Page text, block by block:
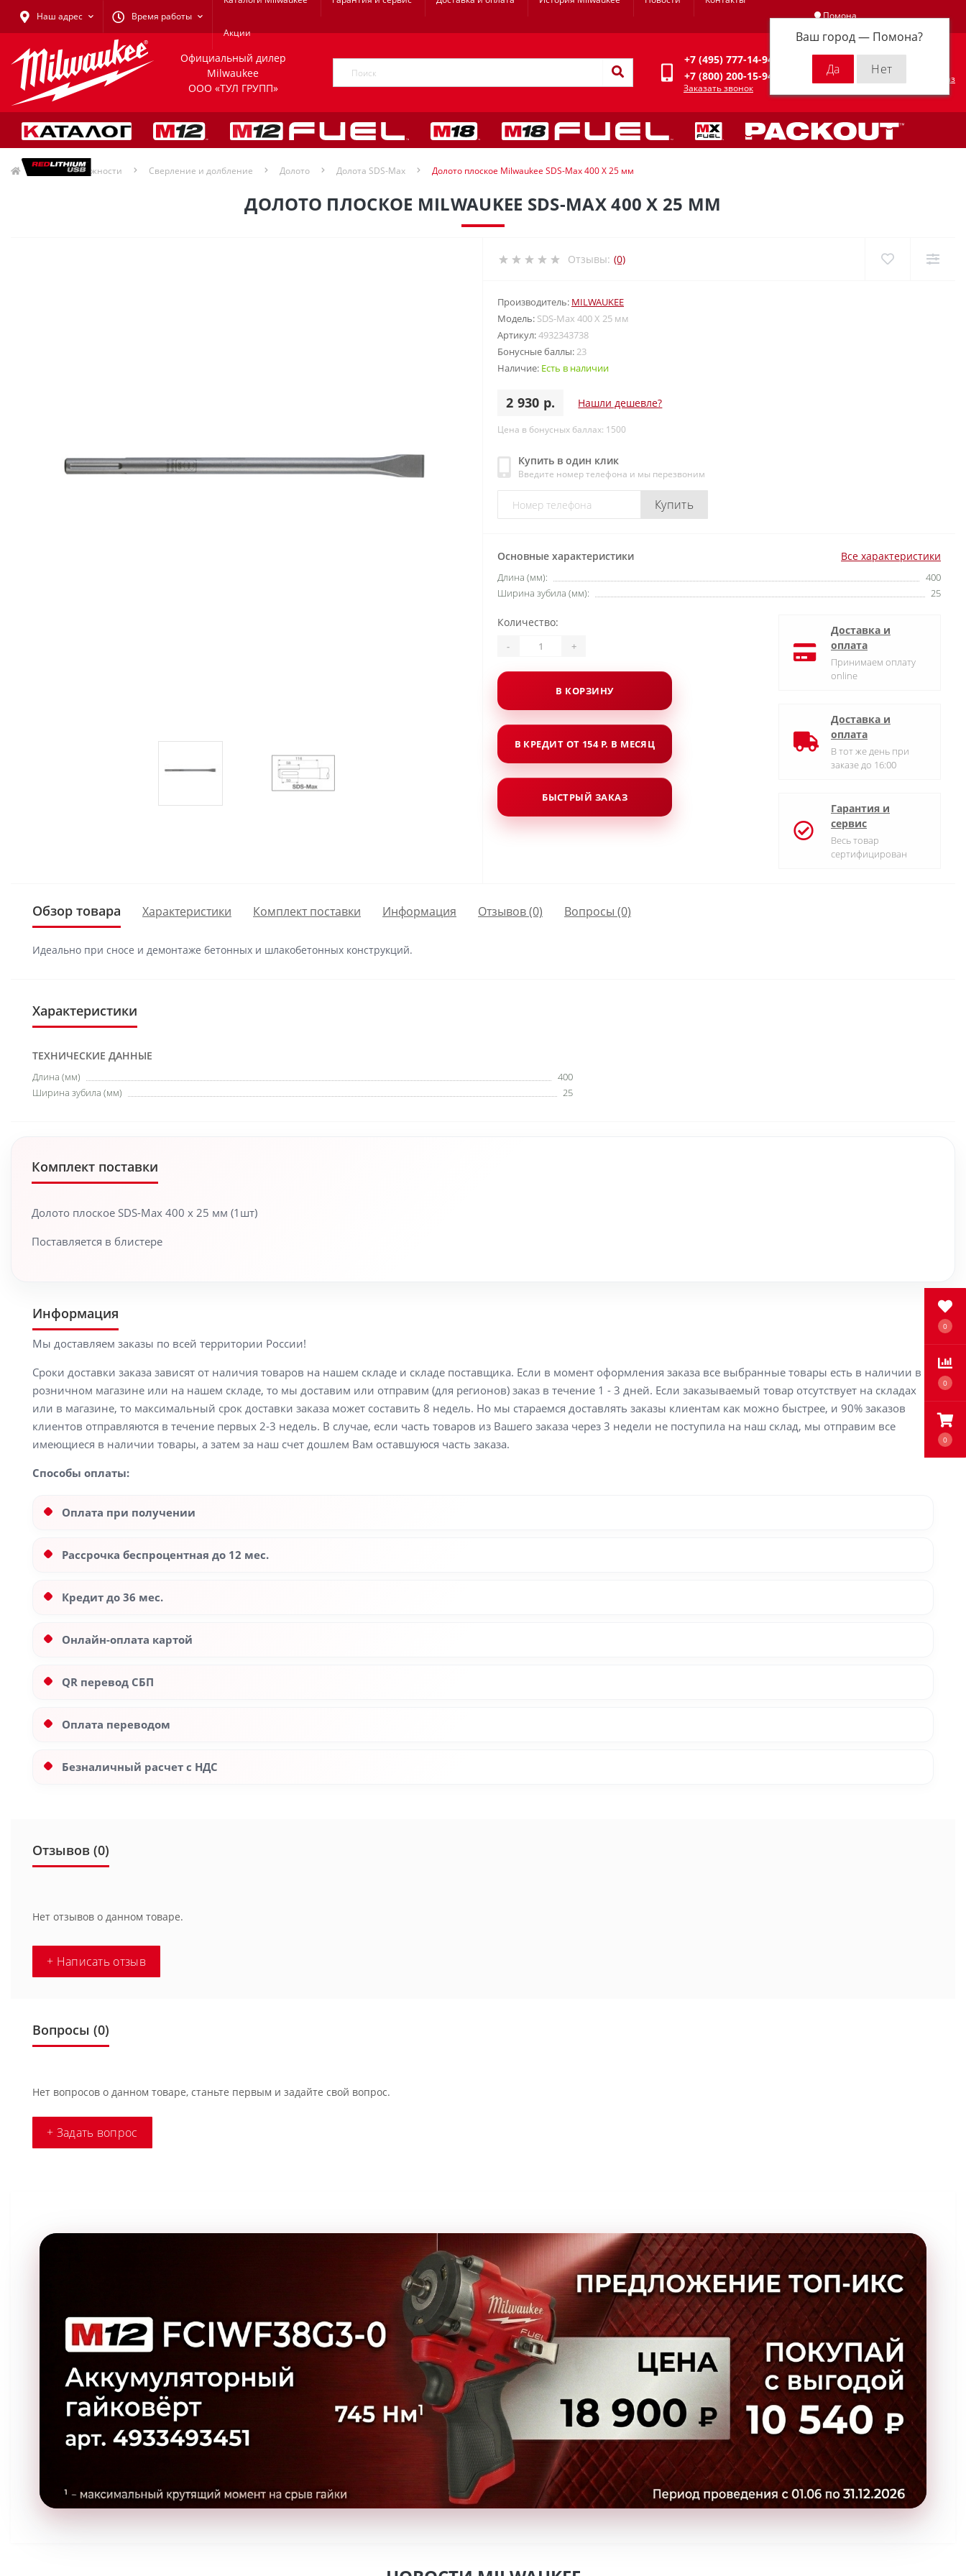
0
0
0
Наш адрес Время работы
Акции
Помона
Ваш город — Помона?
Личный кабинет
Официальный дилер
Milwaukee
ООО «ТУЛ ГРУПП»
+7 (495) 777-14-94
+7 (800) 200-15-94
Заказать звонок
0 р.
Оформить заказ
Принадлежности Сверление и долбление Долото Долота SDS-Max Долото плоское Milwaukee SDS-Max 400 X 25 мм
ДОЛОТО ПЛОСКОЕ MILWAUKEE SDS-MAX 400 X 25 ММ
Отзывы: (0)
Производитель: MILWAUKEE
Модель: SDS-Max 400 X 25 мм
Артикул:4932343738
Бонусные баллы:23
Наличие: Есть в наличии
2 930 р. Нашли дешевле?
Цена в бонусных баллах: 1500
Купить в один клик
Введите номер телефона и мы перезвоним
Купить
Основные характеристики Все характеристики
Длина (мм):
400
Ширина зубила (мм):
25
Количество:
- +
В КОРЗИНУ
В КРЕДИТ ОТ 154 Р. В МЕСЯЦ
БЫСТРЫЙ ЗАКАЗ
Доставка и
оплата
Принимаем оплату
online
Доставка и
оплата
В тот же день при
заказе до 16:00
Гарантия и
сервис
Весь товар
сертифицирован
Обзор товара Характеристики Комплект поставки Информация Отзывов (0) Вопросы (0)
Идеально при сносе и демонтаже бетонных и шлакобетонных конструкций.
Характеристики
ТЕХНИЧЕСКИЕ ДАННЫЕ
Длина (мм)
400
Ширина зубила (мм)
25
Комплект поставки
Долото плоское SDS-Max 400 x 25 мм (1шт)
Поставляется в блистере
Информация
Мы доставляем заказы по всей территории России!
Сроки доставки заказа зависят от наличия товаров на нашем складе и складе поставщика. Если в момент оформления заказа все выбранные товары есть в наличии в
розничном магазине или на нашем складе, то мы доставим или отправим (для регионов) заказ в течение 1 - 3 дней. Если заказываемый товар отсутствует на складах
или в магазине, то максимальный срок доставки заказа может составить 8 недель. Но мы стараемся доставлять заказы клиентам как можно быстрее, и 90% заказов
клиентов отправляются в течение первых 2-3 недель. В случае, если часть товаров из Вашего заказа через 3 недели не поступила на наш склад, мы отправим все
имеющиеся в наличии товары, а затем за наш счет дошлем Вам оставшуюся часть заказа.
Способы оплаты:
Оплата при получении
Рассрочка беспроцентная до 12 мес.
Кредит до 36 мес.
Онлайн-оплата картой
QR перевод СБП
Оплата переводом
Безналичный расчет с НДС
Отзывов (0)
Нет отзывов о данном товаре.
+ Написать отзыв
Вопросы (0)
Нет вопросов о данном товаре, станьте первым и задайте свой вопрос.
+ Задать вопрос